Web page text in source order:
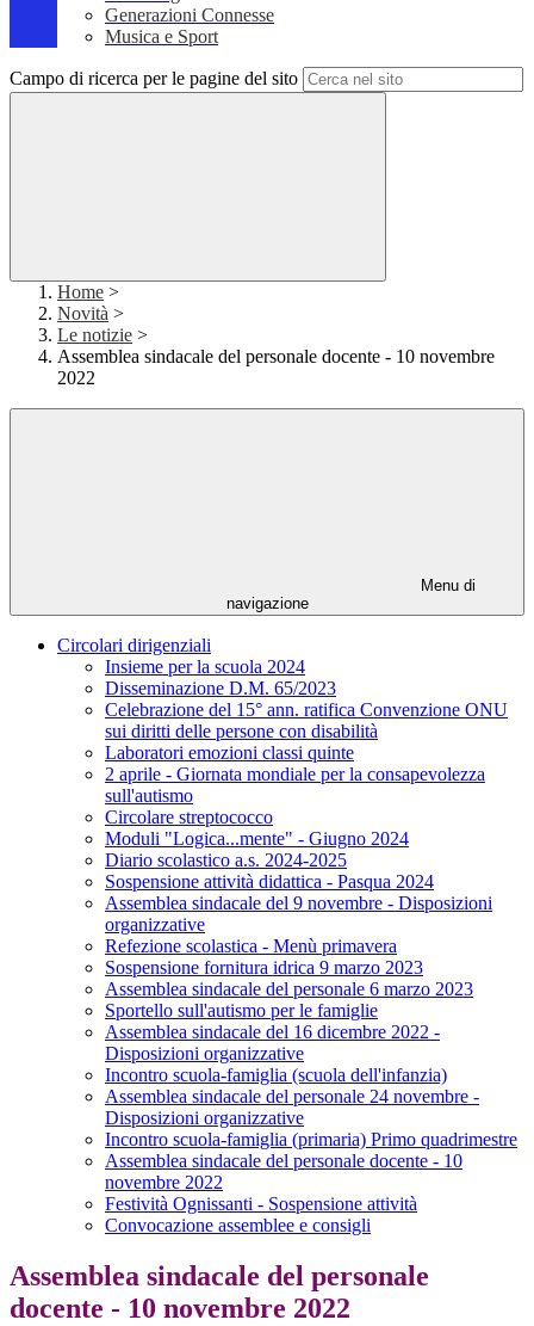
Generazioni Connesse
Musica e Sport
Campo di ricerca per le pagine del sito
Home >
Novità >
Le notizie >
Assemblea sindacale del personale docente - 10 novembre
2022
Menu di
navigazione
Circolari dirigenziali
Insieme per la scuola 2024
Disseminazione D.M. 65/2023
Celebrazione del 15° ann. ratifica Convenzione ONU
sui diritti delle persone con disabilità
Laboratori emozioni classi quinte
2 aprile - Giornata mondiale per la consapevolezza
sull'autismo
Circolare streptococco
Moduli "Logica...mente" - Giugno 2024
Diario scolastico a.s. 2024-2025
Sospensione attività didattica - Pasqua 2024
Assemblea sindacale del 9 novembre - Disposizioni
organizzative
Refezione scolastica - Menù primavera
Sospensione fornitura idrica 9 marzo 2023
Assemblea sindacale del personale 6 marzo 2023
Sportello sull'autismo per le famiglie
Assemblea sindacale del 16 dicembre 2022 -
Disposizioni organizzative
Incontro scuola-famiglia (scuola dell'infanzia)
Assemblea sindacale del personale 24 novembre -
Disposizioni organizzative
Incontro scuola-famiglia (primaria) Primo quadrimestre
Assemblea sindacale del personale docente - 10
novembre 2022
Festività Ognissanti - Sospensione attività
Convocazione assemblee e consigli
Assemblea sindacale del personale
docente - 10 novembre 2022